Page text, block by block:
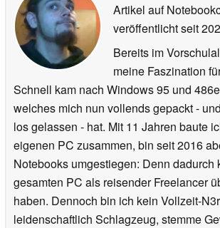
Artikel auf
veröffentlichtseit
Bereits im
meine Faszination
Schnell kam nach Windows 95 und
welches mich nun vollends gepackt -
los gelassen - hat. Mit 11 Jahren baute
eigenen PC zusammen, bin seit 2016
Notebooks umgestiegen: Denn dadurch
gesamten PC als reisender Freelancer
haben. Dennoch bin ich kein Vollzeit-
leidenschaftlich Schlagzeug, stemme